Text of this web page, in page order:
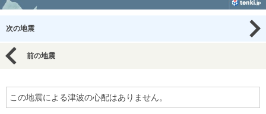
次の地震
前の地震
この地震による津波の心配はありません。